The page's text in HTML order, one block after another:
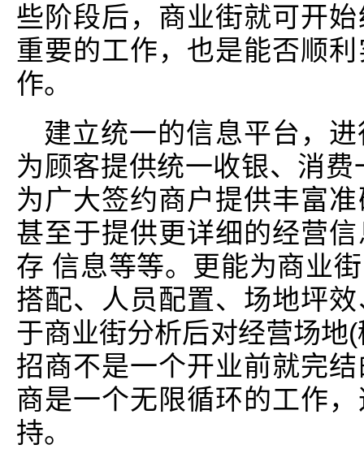
些阶段后，商业街就可开
重要的工作，也是能否顺
作。
建立统一的信息平台，
为顾客提供统一收银、消
为广大签约商户提供丰富
甚至于提供更详细的经营
存 信息等等。更能为商业
搭配、人员配置、场地坪
于商业街分析后对经营场地
招商不是一个开业前就完
商是一个无限循环的工作
持。